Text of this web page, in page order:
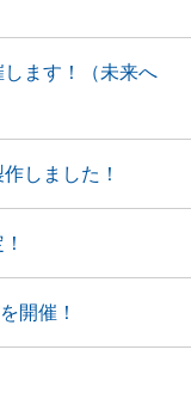
ます！（未来へ
しました！
開催！